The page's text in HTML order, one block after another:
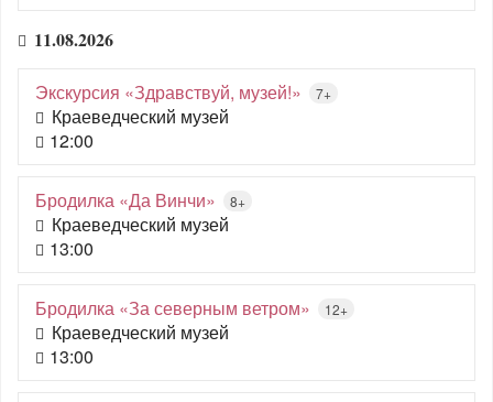
11.08.2026
Экскурсия «Здравствуй, музей!» 7+
Краеведческий музей
12:00
Бродилка «Да Винчи» 8+
Краеведческий музей
13:00
Бродилка «За северным ветром» 12+
Краеведческий музей
13:00